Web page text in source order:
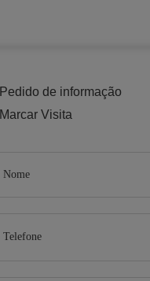
Pedido de informação
Marcar Visita